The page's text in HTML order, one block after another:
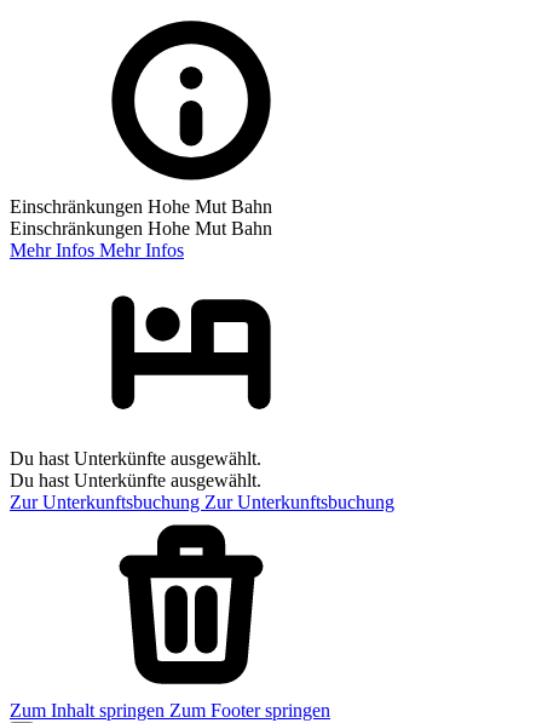
Einschränkungen Hohe Mut Bahn
Einschränkungen Hohe Mut Bahn
Mehr Infos Mehr Infos
Du hast Unterkünfte ausgewählt.
Du hast Unterkünfte ausgewählt.
Zur Unterkunftsbuchung Zur Unterkunftsbuchung
Zum Inhalt springen Zum Footer springen